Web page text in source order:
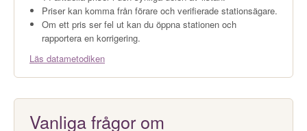
Priser kan komma från förare och verifierade stationsägare.
Om ett pris ser fel ut kan du öppna stationen och
rapportera en korrigering.
Läs datametodiken
Vanliga frågor om